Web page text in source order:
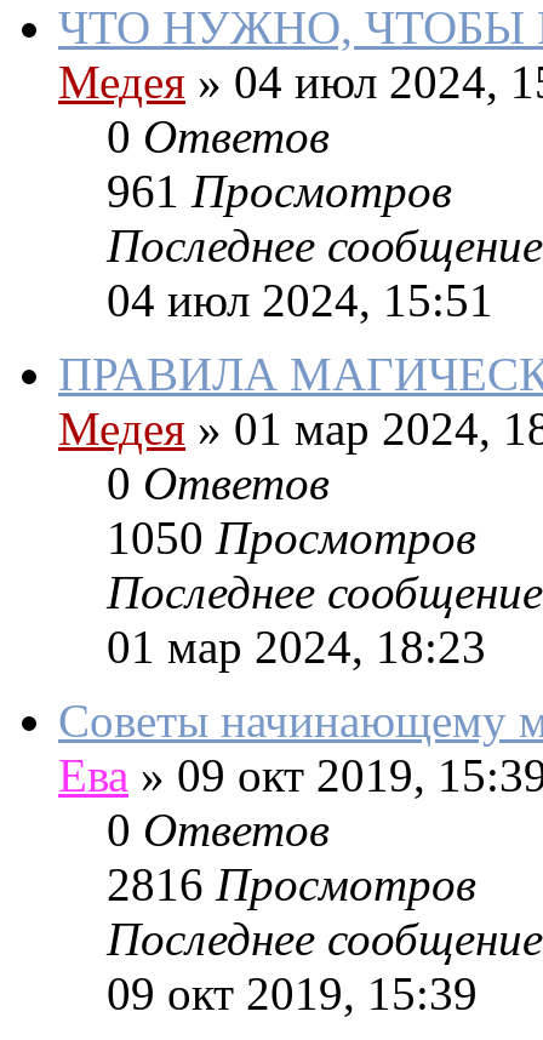
ЧТО НУЖНО, ЧТОБЫ
Медея » 04 июл 2024,
0 Ответов
961 Просмотров
Последнее сообщение
04 июл 2024, 15:51
ПРАВИЛА
Медея » 01 мар 2024,
0 Ответов
1050 Просмотров
Последнее сообщение
01 мар 2024, 18:23
Советы начинающему
Ева » 09 окт 2019,
0 Ответов
2816 Просмотров
Последнее сообщение
09 окт 2019, 15:39